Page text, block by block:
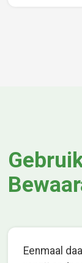
Eenmaal